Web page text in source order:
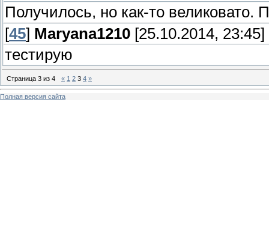
Получилось, но как-то великовато.
[45] Maryana1210 [25.10.2014, 23:45]
тестирую
Страница 3 из 4 « 1 2 3 4 »
Полная версия сайта